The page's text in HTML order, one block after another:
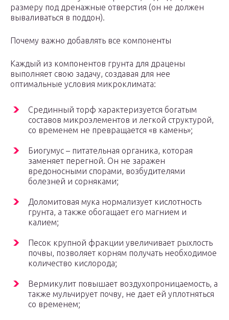
размеру под дренажные отверстия (он не должен
вываливаться в поддон).
Почему важно добавлять все компоненты
Каждый из компонентов грунта для драцены
выполняет свою задачу, создавая для нее
оптимальные условия микроклимата:
Срединный торф характеризуется богатым
составов микроэлементов и легкой структурой,
со временем не превращается «в камень»;
Биогумус – питательная органика, которая
заменяет перегной. Он не заражен
вредоносными спорами, возбудителями
болезней и сорняками;
Доломитовая мука нормализует кислотность
грунта, а также обогащает его магнием и
калием;
Песок крупной фракции увеличивает рыхлость
почвы, позволяет корням получать необходимое
количество кислорода;
Вермикулит повышает воздухопроницаемость, а
также мульчирует почву, не дает ей уплотняться
со временем;